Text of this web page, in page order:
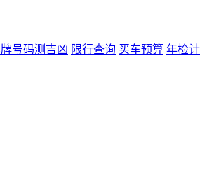
号码测吉凶 限行查询 买车预算 年检计